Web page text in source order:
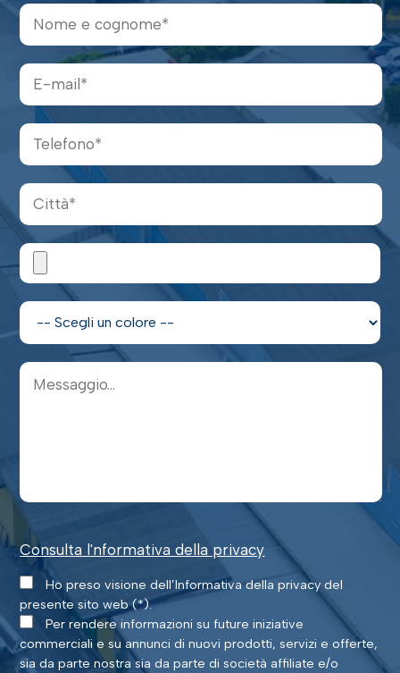
Consulta l'nformativa della privacy
Ho preso visione dell’Informativa della privacy del
presente sito web (*).
Per rendere informazioni su future iniziative
commerciali e su annunci di nuovi prodotti, servizi e offerte,
sia da parte nostra sia da parte di società affiliate e/o